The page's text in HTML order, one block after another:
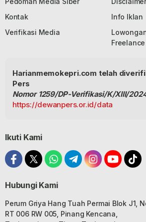
Kontak
Info Iklan
Verifikasi Media
Freelance
Harianmemokepri.com telah
Pers
Nomor 1259/DP-Verifikasi/K/XIII/
https://dewanpers.or.id/data
Ikuti Kami
Hubungi Kami
Perum Griya Hang Tuah Permai Blok J1,
RT 006 RW 005, Pinang Kencana,